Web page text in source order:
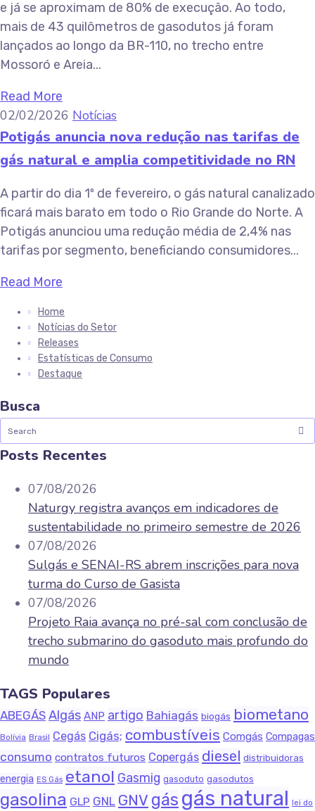
e já se aproximam de 80% de execução. Ao todo,
mais de 43 quilômetros de gasodutos já foram
lançados ao longo da BR-110, no trecho entre
Mossoró e Areia...
Read More
02/02/2026 Notícias
Potigás anuncia nova redução nas tarifas de
gás natural e amplia competitividade no RN
A partir do dia 1º de fevereiro, o gás natural canalizado
ficará mais barato em todo o Rio Grande do Norte. A
Potigás anunciou uma redução média de 2,4% nas
tarifas por segmento, beneficiando consumidores...
Read More
Home
Notícias do Setor
Releases
Estatísticas de Consumo
Destaque
Busca
Posts Recentes
07/08/2026
Naturgy registra avanços em indicadores de
sustentabilidade no primeiro semestre de 2026
07/08/2026
Sulgás e SENAI-RS abrem inscrições para nova
turma do Curso de Gasista
07/08/2026
Projeto Raia avança no pré-sal com conclusão de
trecho submarino do gasoduto mais profundo do
mundo
TAGS Populares
ABEGÁS Algás ANP artigo Bahiagás biogás biometano
Bolívia Brasil Cegás Cigás; combustíveis Comgás Compagas
consumo contratos futuros Copergás diesel distribuidoras
energia ES Gás etanol Gasmig gasoduto gasodutos
gasolina GLP GNL GNV gás gás natural lei do